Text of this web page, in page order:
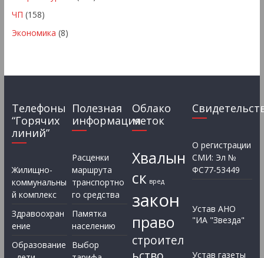
ЧП (158)
Экономика (8)
Телефоны
“Горячих
линий”
Жилищно-
коммунальны
й комплекс
Здравоохран
ение
Образование
Полезная
информация
Расценки
маршрута
транспортно
го средства
Памятка
населению
Выбор
Облако
меток
Хвалын
ск вред
закон
право
строител
О регистрации
СМИ: Эл №
ФС77-53449
Устав АНО
"ИА "Звезда"
Устав газеты